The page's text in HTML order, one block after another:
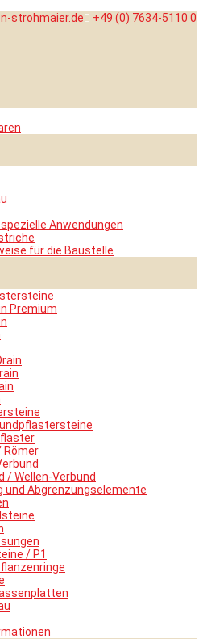
+49 (0) 7634-5110 0
strohmaier.de
Anwendungen
für die Baustelle
Premium
Römer
/ Wellen-Verbund
und Abgrenzungselemente
/ P1